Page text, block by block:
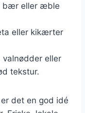
bær eller æble
eller kikærter
valnødder eller
tekstur.
det en god idé